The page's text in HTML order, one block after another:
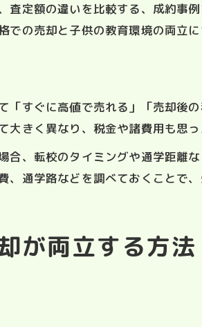
査定額の違いを比較する、成約事
の売却と子供の教育環境の両立に
「すぐに高値で売れる」「売却後
きく異なり、税金や諸費用も思
合、転校のタイミングや通学距離
通学路などを調べておくことで
が両立する方法